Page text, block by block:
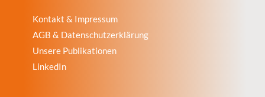
Kontakt & Impressum
AGB & Datenschutzerklärung
Unsere Publikationen
LinkedIn